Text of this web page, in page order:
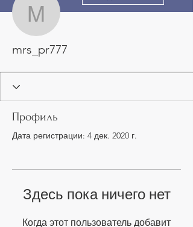
mrs_pr777
mrs_pr777
Профиль
Дата регистрации: 4 дек. 2020 г.
Здесь пока ничего нет
Когда этот пользователь добавит